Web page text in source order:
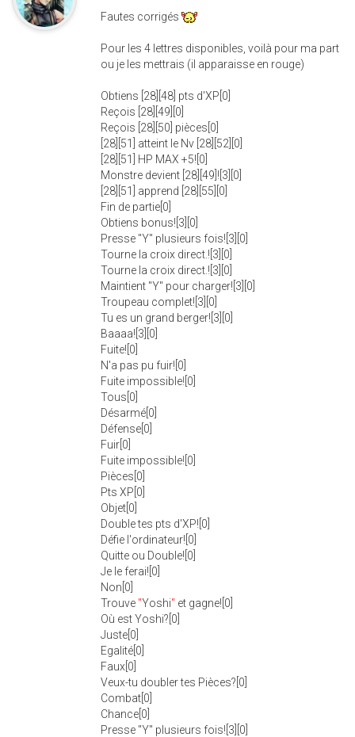
Fautes corrigés
Pour les 4 lettres disponibles, voilà pour ma part
ou je les mettrais (il apparaisse en rouge)
Obtiens [28][48] pts d'XP[0]
Reçois [28][49][0]
Reçois [28][50] pièces[0]
[28][51] atteint le Nv [28][52][0]
[28][51] HP MAX +5![0]
Monstre devient [28][49]![3][0]
[28][51] apprend [28][55][0]
Fin de partie[0]
Obtiens bonus![3][0]
Presse "Y" plusieurs fois![3][0]
Tourne la croix direct.![3][0]
Tourne la croix direct.![3][0]
Maintient "Y" pour charger![3][0]
Troupeau complet![3][0]
Tu es un grand berger![3][0]
Baaaa![3][0]
Fuite![0]
N'a pas pu fuir![0]
Fuite impossible! [0]
Tous[0]
Désarmé[0]
Défense[0]
Fuir[0]
Fuite impossible! [0]
Pièces[0]
Pts XP[0]
Objet[0]
Double tes pts d'XP![0]
Défie l'ordinateur![0]
Quitte ou Double![0]
Je le ferai![0]
Non[0]
Trouve "Yoshi" et gagne![0]
Où est Yoshi?[0]
Juste[0]
Egalité[0]
Faux[0]
Veux-tu doubler tes Pièces?[0]
Combat[0]
Chance[0]
Presse "Y" plusieurs fois![3][0]